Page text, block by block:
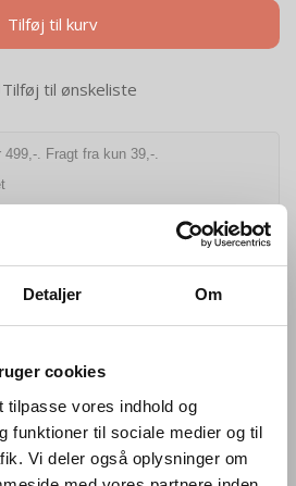
Detaljer Om
cookies
tilpasse vores indhold og
funktioner til sociale medier og til
Vi deler også oplysninger om
Tilføj til kurv
Tilføj til ønskeliste
. Fragt fra kun 39,-.
kun 39 kr. i Danmark. Vælg selv,
dit køb hjem til dig eller til
mulighed for levering direkte til
Til vores venner i Norge og